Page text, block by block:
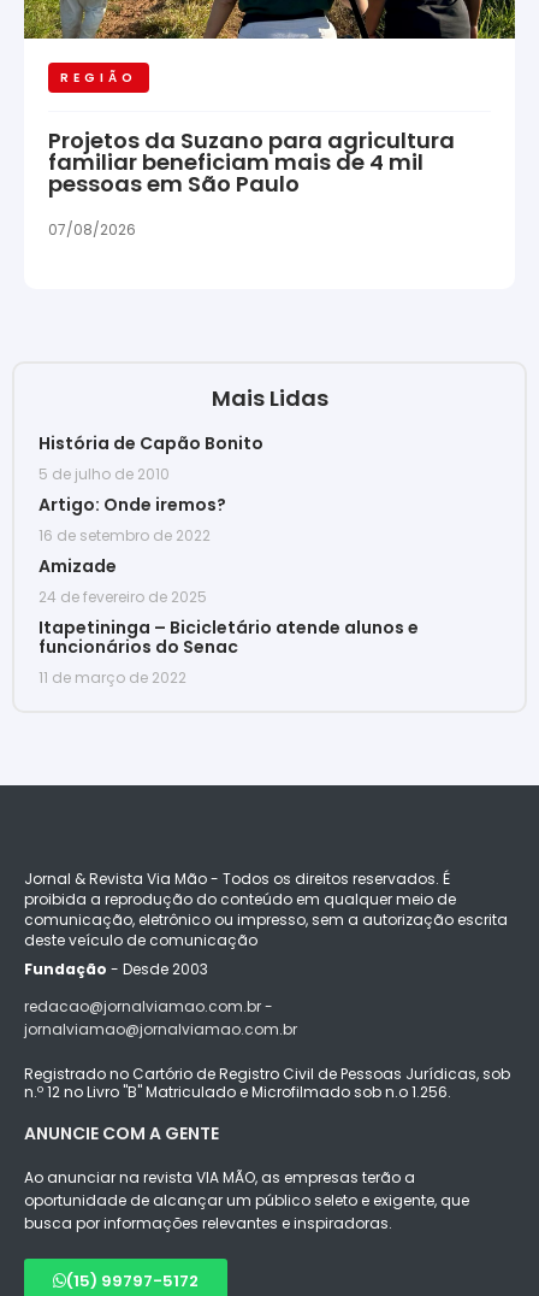
REGIÃO
Projetos da Suzano para agricultura
familiar beneficiam mais de 4 mil
pessoas em São Paulo
07/08/2026
Mais Lidas
História de Capão Bonito
5 de julho de 2010
Artigo: Onde iremos?
16 de setembro de 2022
Amizade
24 de fevereiro de 2025
Itapetininga – Bicicletário atende alunos e
funcionários do Senac
11 de março de 2022
Jornal & Revista Via Mão - Todos os direitos reservados. É
proibida a reprodução do conteúdo em qualquer meio de
comunicação, eletrônico ou impresso, sem a autorização escrita
deste veículo de comunicação
Fundação - Desde 2003
redacao@jornalviamao.com.br -
jornalviamao@jornalviamao.com.br
Registrado no Cartório de Registro Civil de Pessoas Jurídicas, sob
n.º 12 no Livro "B" Matriculado e Microfilmado sob n.o 1.256.
ANUNCIE COM A GENTE
Ao anunciar na revista VIA MÃO, as empresas terão a
oportunidade de alcançar um público seleto e exigente, que
busca por informações relevantes e inspiradoras.
(15) 99797-5172